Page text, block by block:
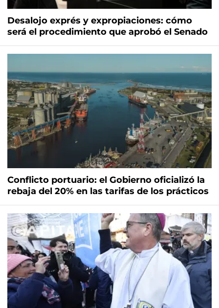
Desalojo exprés y expropiaciones: cómo
será el procedimiento que aprobó el Senado
Conflicto portuario: el Gobierno oficializó la
rebaja del 20% en las tarifas de los prácticos